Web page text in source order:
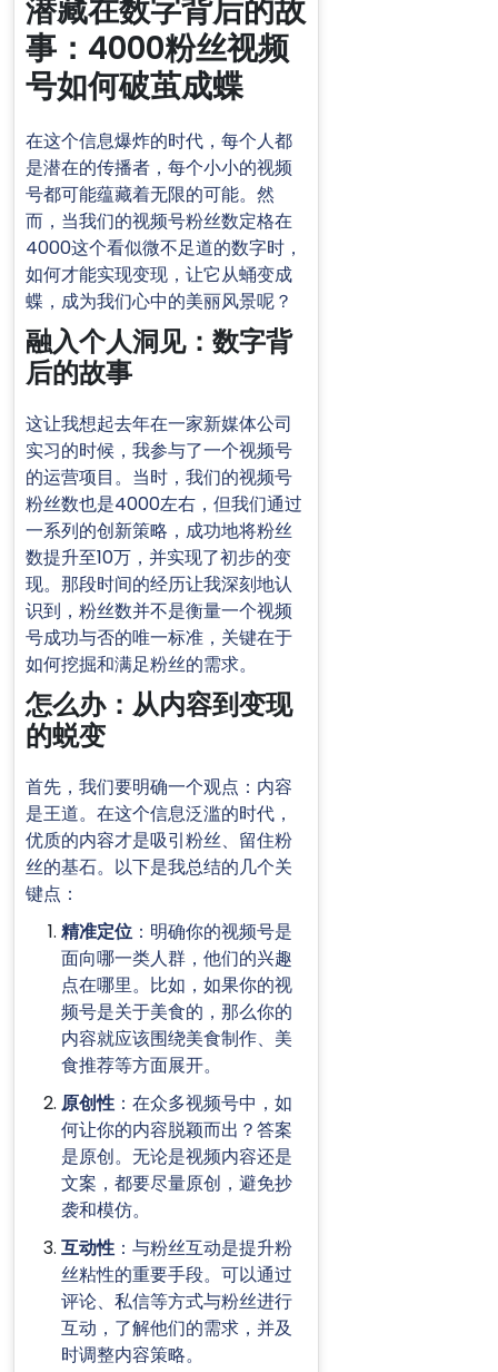
潜藏在数字背后的故
事：4000粉丝视频
号如何破茧成蝶
在这个信息爆炸的时代，每个人都
是潜在的传播者，每个小小的视频
号都可能蕴藏着无限的可能。然
而，当我们的视频号粉丝数定格在
4000这个看似微不足道的数字时，
如何才能实现变现，让它从蛹变成
蝶，成为我们心中的美丽风景呢？
融入个人洞见：数字背
后的故事
这让我想起去年在一家新媒体公司
实习的时候，我参与了一个视频号
的运营项目。当时，我们的视频号
粉丝数也是4000左右，但我们通过
一系列的创新策略，成功地将粉丝
数提升至10万，并实现了初步的变
现。那段时间的经历让我深刻地认
识到，粉丝数并不是衡量一个视频
号成功与否的唯一标准，关键在于
如何挖掘和满足粉丝的需求。
怎么办：从内容到变现
的蜕变
首先，我们要明确一个观点：内容
是王道。在这个信息泛滥的时代，
优质的内容才是吸引粉丝、留住粉
丝的基石。以下是我总结的几个关
键点：
精准定位：明确你的视频号是
面向哪一类人群，他们的兴趣
点在哪里。比如，如果你的视
频号是关于美食的，那么你的
内容就应该围绕美食制作、美
食推荐等方面展开。
原创性：在众多视频号中，如
何让你的内容脱颖而出？答案
是原创。无论是视频内容还是
文案，都要尽量原创，避免抄
袭和模仿。
互动性：与粉丝互动是提升粉
丝粘性的重要手段。可以通过
评论、私信等方式与粉丝进行
互动，了解他们的需求，并及
时调整内容策略。